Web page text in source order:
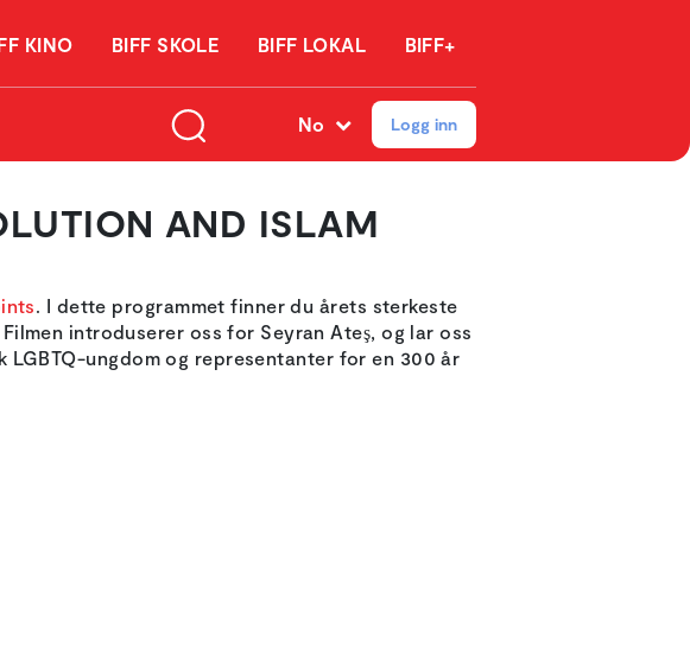
KINO BIFF SKOLE BIFF LOKAL BIFF+
No Logg inn
AND ISLAM
. I dette programmet finner du årets sterkeste
Filmen introduserer oss for Seyran Ateş, og lar oss
ungdom og representanter for en 300 år